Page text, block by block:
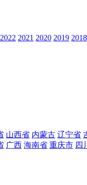
2022 2021 2020 2019 2018
山西省 内蒙古 辽宁省
广西 海南省 重庆市 四